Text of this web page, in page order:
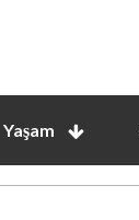
Yaşam